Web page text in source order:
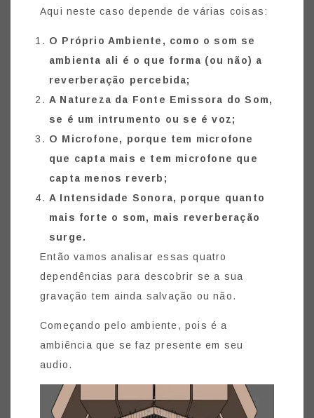
Aqui neste caso depende de várias coisas:
O Próprio Ambiente, como o som se
ambienta ali é o que forma (ou não) a
reverberação percebida;
A Natureza da Fonte Emissora do Som,
se é um intrumento ou se é voz;
O Microfone, porque tem microfone
que capta mais e tem microfone que
capta menos reverb;
A Intensidade Sonora, porque quanto
mais forte o som, mais reverberação
surge.
Então vamos analisar essas quatro
dependências para descobrir se a sua
gravação tem ainda salvação ou não.
Começando pelo ambiente, pois é a
ambiência que se faz presente em seu
audio.